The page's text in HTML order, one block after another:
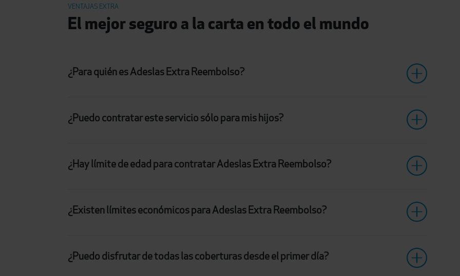
VENTAJAS EXTRA
El mejor seguro a la carta en todo el mundo
¿Para quién es Adeslas Extra Reembolso?
¿Puedo contratar este servicio sólo para mis hijos?
¿Hay límite de edad para contratar Adeslas Extra Reembolso?
¿Existen límites económicos para Adeslas Extra Reembolso?
¿Puedo disfrutar de todas las coberturas desde el primer día?